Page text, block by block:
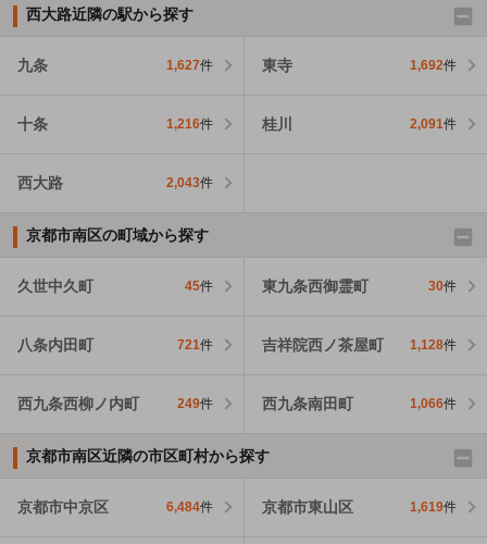
西大路近隣の駅から探す
九条 1,627件 東寺 1,692件
十条 1,216件 桂川 2,091件
西大路 2,043件
京都市南区の町域から探す
久世中久町 45件 東九条西御霊町 30件
八条内田町 721件 吉祥院西ノ茶屋町 1,128件
西九条西柳ノ内町 249件 西九条南田町 1,066件
京都市南区近隣の市区町村から探す
京都市中京区 6,484件 京都市東山区 1,619件